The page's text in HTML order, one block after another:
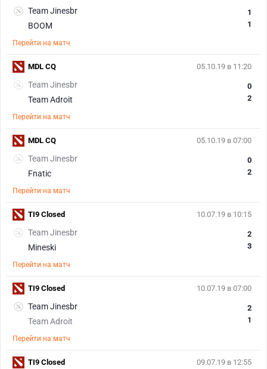
Team Jinesbr
BOOM
1
1
Перейти на матч
05.10.19 в 11:20
Team Jinesbr
Team Adroit
0
2
Перейти на матч
MDL CQ
05.10.19 в 07:00
Team Jinesbr
Fnatic
0
2
Перейти на матч
MDL CQ
10.07.19 в 10:15
Team Jinesbr
Mineski
2
3
Перейти на матч
TI9 Closed
10.07.19 в 07:00
Team Jinesbr
Team Adroit
2
1
Перейти на матч
TI9 Closed
09.07.19 в 12:55
TI9 Closed